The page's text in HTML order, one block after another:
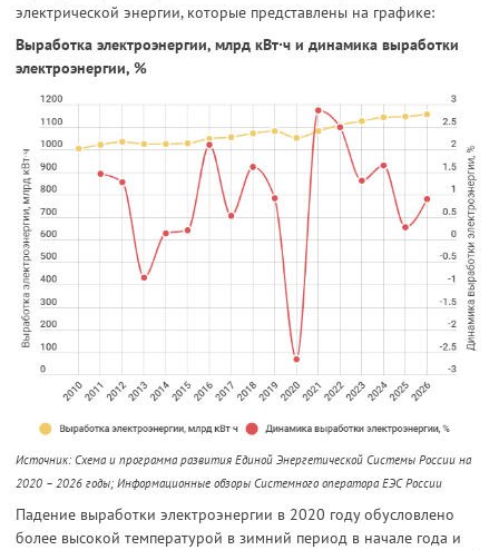
электрической энергии, которые представлены на графике:
Выработка электроэнергии, млрд кВт∙ч и динамика выработки
электроэнергии, %
Источник: Схема и программа развития Единой Энергетической Системы России на
2020 – 2026 годы; Информационные обзоры Системного оператора ЕЭС России
Падение выработки электроэнергии в 2020 году обусловлено
более высокой температурой в зимний период в начале года и